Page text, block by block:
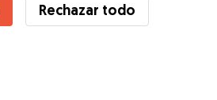
Rechazar todo